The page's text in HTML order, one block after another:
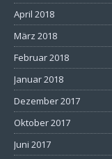
April 2018
März 2018
Februar 2018
Januar 2018
Dezember 2017
Oktober 2017
Juni 2017